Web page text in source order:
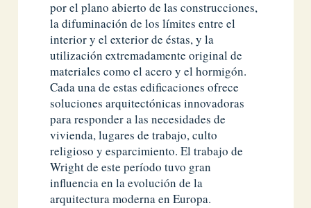
por el plano abierto de las construcciones,
la difuminación de los límites entre el
interior y el exterior de éstas, y la
utilización extremadamente original de
materiales como el acero y el hormigón.
Cada una de estas edificaciones ofrece
soluciones arquitectónicas innovadoras
para responder a las necesidades de
vivienda, lugares de trabajo, culto
religioso y esparcimiento. El trabajo de
Wright de este período tuvo gran
influencia en la evolución de la
arquitectura moderna en Europa.